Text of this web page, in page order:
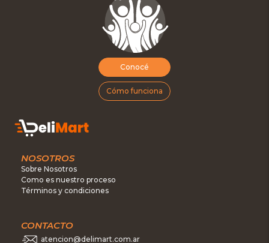
Conocé
Cómo funciona
NOSOTROS
Sobre Nosotros
Como es nuestro proceso
Términos y condiciones
CONTACTO
atencion@delimart.com.ar